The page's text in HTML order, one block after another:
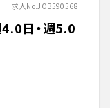
求人No.JOB590568
日・週5.0